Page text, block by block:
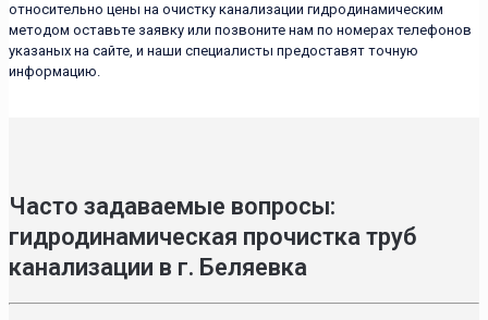
относительно цены на очистку канализации гидродинамическим
методом оставьте заявку или позвоните нам по номерах телефонов
указаных на сайте, и наши специалисты предоставят точную
информацию.
Часто задаваемые вопросы:
гидродинамическая прочистка труб
канализации в г. Беляевка